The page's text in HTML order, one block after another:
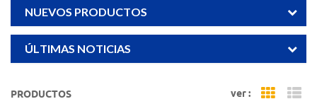
NUEVOS PRODUCTOS
ÚLTIMAS NOTICIAS
PRODUCTOS ver : Grid